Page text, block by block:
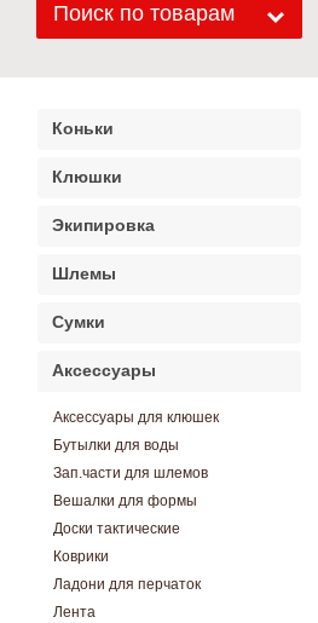
Поиск по товарам
Коньки
Клюшки
Экипировка
Шлемы
Сумки
Аксессуары
Аксессуары для клюшек
Бутылки для воды
Зап.части для шлемов
Вешалки для формы
Доски тактические
Коврики
Ладони для перчаток
Лента